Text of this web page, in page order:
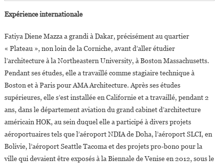
Expérience internationale
Fatiya Diene Mazza a grandi à Dakar, précisément au quartier
« Plateau », non loin de la Corniche, avant d’aller étudier
l’architecture à la Northeastern University, à Boston Massachusetts.
Pendant ses études, elle a travaillé comme stagiaire technique à
Boston et à Paris pour AMA Architecture. Après ses études
supérieures, elle s’est installée en Californie et a travaillé, pendant 2
ans, dans le département aviation du grand cabinet d’architecture
américain HOK, au sein duquel elle a participé à divers projets
aéroportuaires tels que l’aéroport NDIA de Doha, l’aéroport SLCI, en
Bolivie, l’aéroport Seattle Tacoma et des projets pro-bono pour la
ville qui devaient être exposés à la Biennale de Venise en 2012, sous le